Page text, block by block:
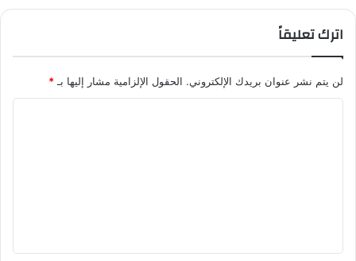
اترك تعليقاً
لن يتم نشر عنوان بريدك الإلكتروني. الحقول الإلزامية مشار إليها بـ*
ق